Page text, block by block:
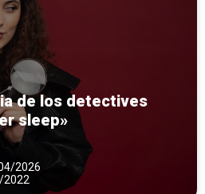
de los detectives
sleep»
2026
2022